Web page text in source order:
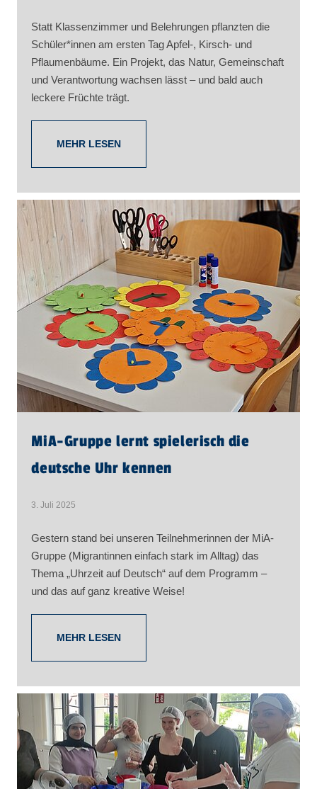
Statt Klassenzimmer und Belehrungen pflanzten die
Schüler*innen am ersten Tag Apfel-, Kirsch- und
Pflaumenbäume. Ein Projekt, das Natur, Gemeinschaft
und Verantwortung wachsen lässt – und bald auch
leckere Früchte trägt.
MEHR LESEN
MiA-Gruppe lernt spielerisch die
deutsche Uhr kennen
3. Juli 2025
Gestern stand bei unseren Teilnehmerinnen der MiA-
Gruppe (Migrantinnen einfach stark im Alltag) das
Thema „Uhrzeit auf Deutsch“ auf dem Programm –
und das auf ganz kreative Weise!
MEHR LESEN